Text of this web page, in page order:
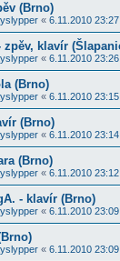
(Brno)
« 6.11.2010 23:27
zpěv, klavír
« 6.11.2010 23:26
(Brno)
« 6.11.2010 23:15
(Brno)
« 6.11.2010 23:14
(Brno)
« 6.11.2010 23:12
- klavír (Brno)
« 6.11.2010 23:09
« 6.11.2010 23:09